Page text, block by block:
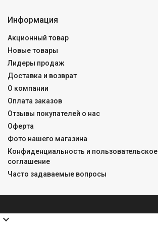
Информация
Акционный товар
Новые товары
Лидеры продаж
Доставка и возврат
О компании
Оплата заказов
Отзывы покупателей о нас
Оферта
Фото нашего магазина
Конфиденциальность и пользовательское
соглашение
Часто задаваемые вопросы
expand_more